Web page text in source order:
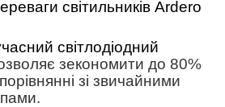
світильників Ardero
світлодіодний
зекономити до 80%
зі звичайними